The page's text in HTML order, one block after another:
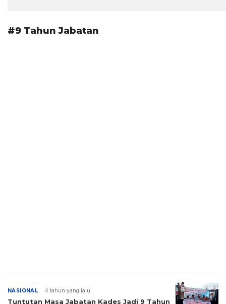
#9 Tahun Jabatan
NASIONAL 4 tahun yang lalu
Tuntutan Masa Jabatan Kades Jadi 9 Tahun